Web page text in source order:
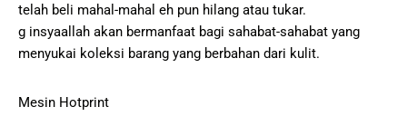
telah beli mahal-mahal eh pun hilang atau tukar.
g insyaallah akan bermanfaat bagi sahabat-sahabat yang
menyukai koleksi barang yang berbahan dari kulit.
Mesin Hotprint